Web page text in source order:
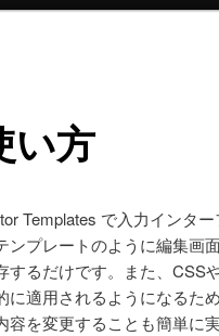
い方
Templates で入力インタ
ンプレートのように編集画
するだけです。また、CSS
に適用されるようになるた
容を変更することも簡単に